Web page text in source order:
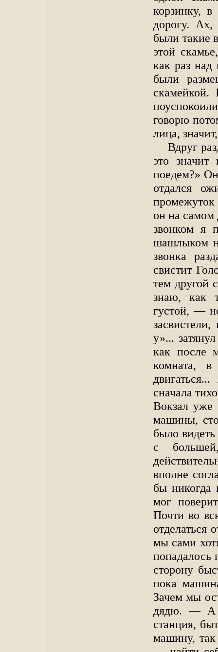
корзинку,
дорогу.
были такие
этой
как раз
были
скамейкой.
говорю
лица,
Вдруг
это
поедем?»
отдался
он на самом
звонком я
шашлыком
звонка
свистит
тем другой
знаю, как
густой, —
у»...
как после
комната,
сначала
Вокзал уже
машины,
было
с
вполне
бы никогда
мог
Почти во
отделаться
мы сами
попадалось
сторону
пока
Зачем мы
дядю. — А
станция,
машину,